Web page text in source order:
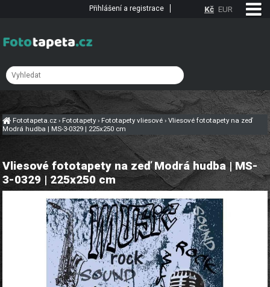
Fototapeta.cz› Fototapety› Fototapety vliesové ›Vliesové fototapety na zeď
Modrá hudba | MS-3-0329 | 225x250 cm
Vliesové fototapety na zeď Modrá hudba | MS-
3-0329 | 225x250 cm
Kč EUR
Přihlášení a registrace